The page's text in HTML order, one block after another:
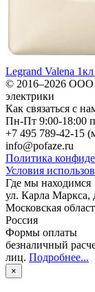
Legrand Valena
© 2016–2026 ООО
электрики
Как связаться с
Пн-Пт 9:00-18:00
+7 495 789-42-15
info@pofaze.ru
Политика
Условия
Где мы находимся
ул. Карла Маркса,
Московская
Россия
Формы оплаты
безналичный
лиц. Подробнее...
×